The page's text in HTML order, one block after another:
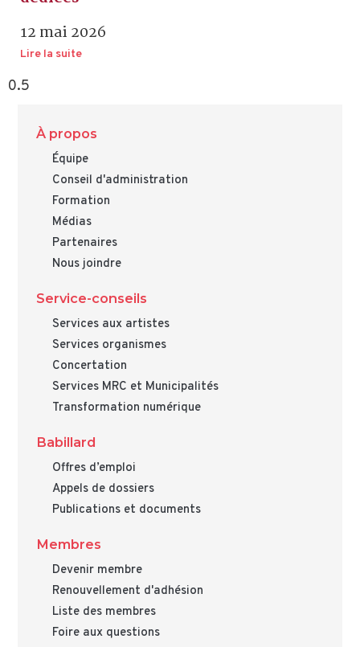
12 mai 2026
Lire la suite
À propos
Équipe
Conseil d'administration
Formation
Médias
Partenaires
Nous joindre
Service-conseils
Services aux artistes
Services organismes
Concertation
Services MRC et Municipalités
Transformation numérique
Babillard
Offres d’emploi
Appels de dossiers
Publications et documents
Membres
Devenir membre
Renouvellement d'adhésion
Liste des membres
Foire aux questions